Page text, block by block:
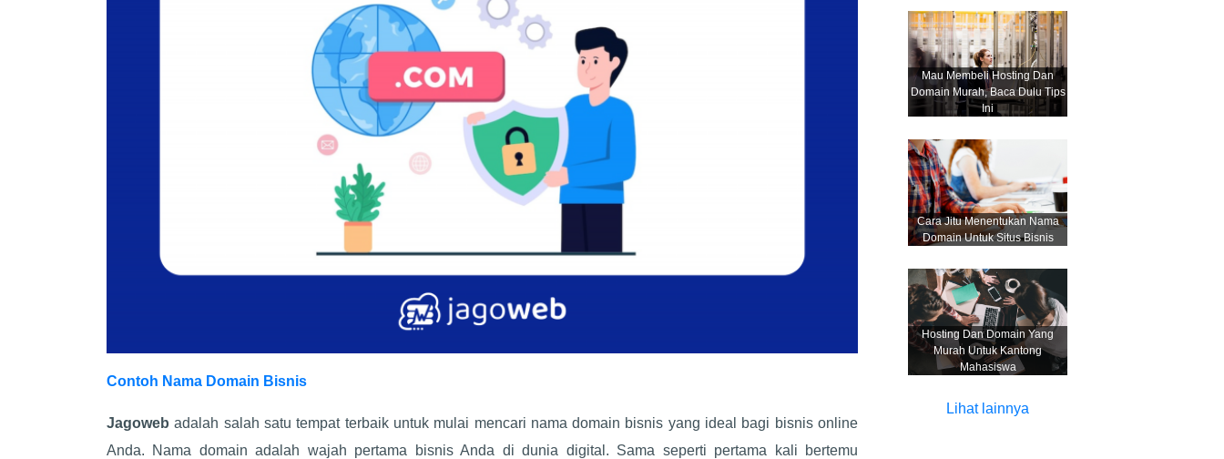
Contoh Nama Domain Bisnis
Jagowebadalah salah satu tempat terbaik untuk mulai mencari nama domain bisnis yang ideal bagi bisnis online
Anda. Nama domain adalah wajah pertama bisnis Anda di dunia digital. Sama seperti pertama kali bertemu
Mau Membeli Hosting Dan
Domain Murah, Baca Dulu Tips
Ini
Cara Jitu Menentukan Nama
Domain Untuk Situs Bisnis
Hosting Dan Domain Yang
Murah Untuk Kantong
Mahasiswa
Lihat lainnya